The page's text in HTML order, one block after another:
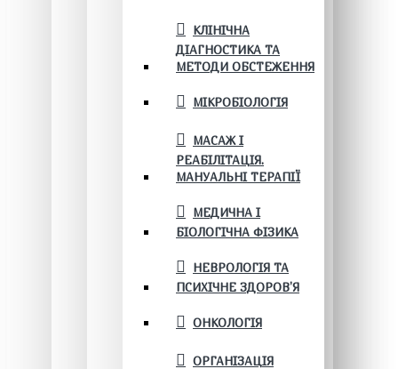
КЛІНІЧНА
ДІАГНОСТИКА ТА
МЕТОДИ ОБСТЕЖЕННЯ
МІКРОБІОЛОГІЯ
МАСАЖ І
РЕАБІЛІТАЦІЯ.
МАНУАЛЬНІ ТЕРАПІЇ
МЕДИЧНА І
БІОЛОГІЧНА ФІЗИКА
НЕВРОЛОГІЯ ТА
ПСИХІЧНЕ ЗДОРОВ’Я
ОНКОЛОГІЯ
ОРГАНІЗАЦІЯ